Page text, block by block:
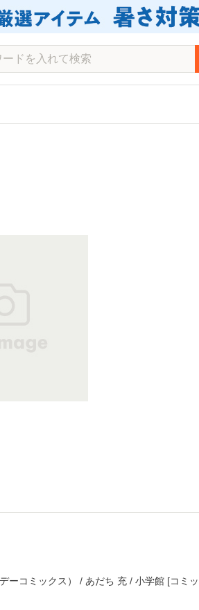
ーコミックス） / あだち 充 / 小学館 [コミッ